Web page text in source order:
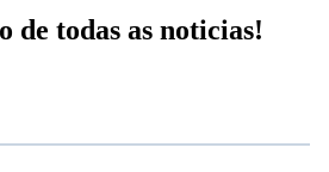
de todas as noticias!